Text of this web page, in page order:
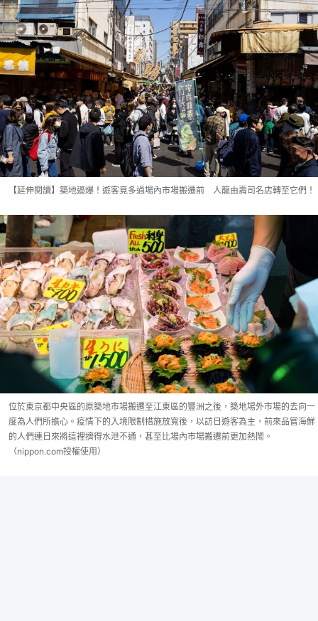
【延伸閱讀】築地逼爆！遊客竟多過場內市場搬遷前 人龍由壽司名店轉至它們！
位於東京都中央區的原築地市場搬遷至江東區的豐洲之後，築地場外市場的去向一
度為人們所擔心。疫情下的入境限制措施放寬後，以訪日遊客為主，前來品嘗海鮮
的人們連日來將這裡擠得水泄不通，甚至比場內市場搬遷前更加熱鬧。
（nippon.com授權使用）